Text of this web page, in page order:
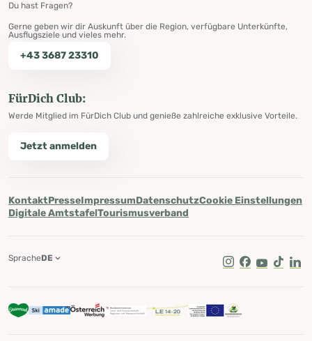
Du hast Fragen?
Gerne geben wir dir Auskunft über die Region, verfügbare Unterkünfte,
Ausflugsziele und vieles mehr.
+43 3687 23310
FürDich Club:
Werde Mitglied im FürDich Club und genieße zahlreiche exklusive Vorteile.
Jetzt anmelden
KontaktPresseImpressumDatenschutzCookie Einstellungen
Digitale AmtstafelTourismusverband
Instagram
Facebook
Youtube
Tik Tok
SpracheDE